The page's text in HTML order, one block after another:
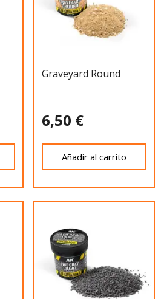
Graveyard Round
6,50 €
Añadir al carrito